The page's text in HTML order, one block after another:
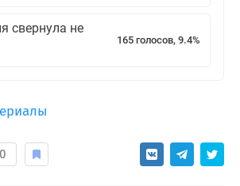
свернула не
165 голосов, 9.4%
0